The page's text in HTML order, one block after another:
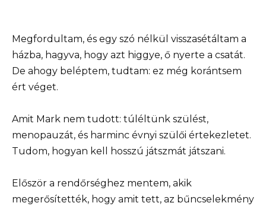
Megfordultam, és egy szó nélkül visszasétáltam a
házba, hagyva, hogy azt higgye, ő nyerte a csatát.
De ahogy beléptem, tudtam: ez még korántsem
ért véget.
Amit Mark nem tudott: túléltünk szülést,
menopauzát, és harminc évnyi szülői értekezletet.
Tudom, hogyan kell hosszú játszmát játszani.
Először a rendőrséghez mentem, akik
megerősítették, hogy amit tett, az bűncselekmény